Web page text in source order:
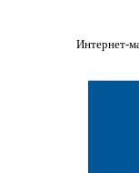
Интернет-